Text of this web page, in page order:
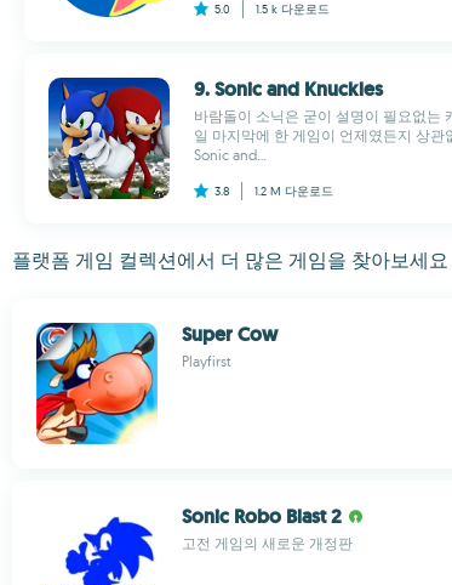
5.0 1.5 k 다운로드
9. Sonic and Knuckles
바람돌이 소닉은 굳이 설명이 필요없는
일 마지막에 한 게임이 언제였든지 상관
Sonic and...
3.8 1.2 M 다운로드
플랫폼 게임 컬렉션에서 더 많은 게임을 찾아보세요
Super Cow
Playfirst
Sonic Robo Blast 2
고전 게임의 새로운 개정판